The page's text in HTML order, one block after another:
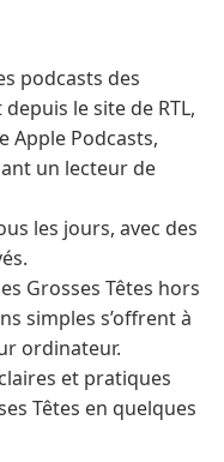
podcasts des
le site de RTL,
Apple Podcasts,
un lecteur de
les jours, avec des
Grosses Têtes hors
simples s’offrent à
ordinateur.
et pratiques
Têtes en quelques